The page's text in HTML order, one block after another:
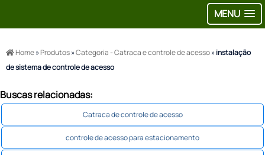
MENU
Home»Produtos»Categoria - Catraca e controle de acesso»instalação
de sistema de controle de acesso
Buscas relacionadas:
Catraca de controle de acesso
controle de acesso para estacionamento